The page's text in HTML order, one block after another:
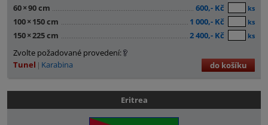
60×90 cm 600,- Kč ks
100× 150 cm 1 000,- Kč ks
150×225 cm 2 400,- Kč ks
Zvolte požadované provedení:
Tunel
Karabina do košíku
Eritrea